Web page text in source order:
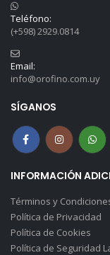
Teléfono:
(+598) 2929.0814
Email:
info@orofino.com.uy
SÍGANOS
INFORMACIÓN
Términos y
Política de Privacidad
Política de Cookies
Política de Seguridad